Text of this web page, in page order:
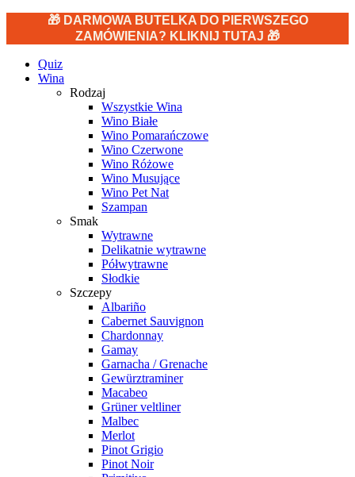
🎁 DARMOWA BUTELKA DO PIERWSZEGO
ZAMÓWIENIA? KLIKNIJ TUTAJ 🎁
Quiz
Wina
Rodzaj
Wszystkie Wina
Wino Białe
Wino Pomarańczowe
Wino Czerwone
Wino Różowe
Wino Musujące
Wino Pet Nat
Szampan
Smak
Wytrawne
Delikatnie wytrawne
Półwytrawne
Słodkie
Szczepy
Albariño
Cabernet Sauvignon
Chardonnay
Gamay
Garnacha / Grenache
Gewürztraminer
Macabeo
Grüner veltliner
Malbec
Merlot
Pinot Grigio
Pinot Noir